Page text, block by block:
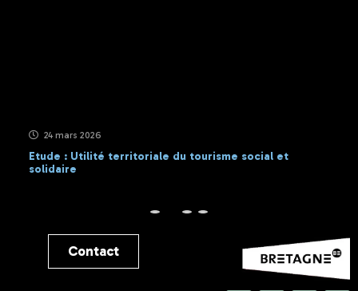
24 mars 2026
Etude : Utilité territoriale du tourisme social et
solidaire
Contact